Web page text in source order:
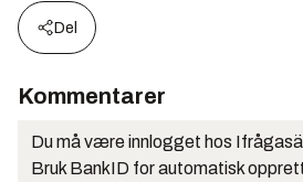
Del
Kommentarer
Du må være innlogget hos
Bruk BankID for automatisk